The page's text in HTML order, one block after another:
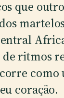
que
ritmos
como
coração.